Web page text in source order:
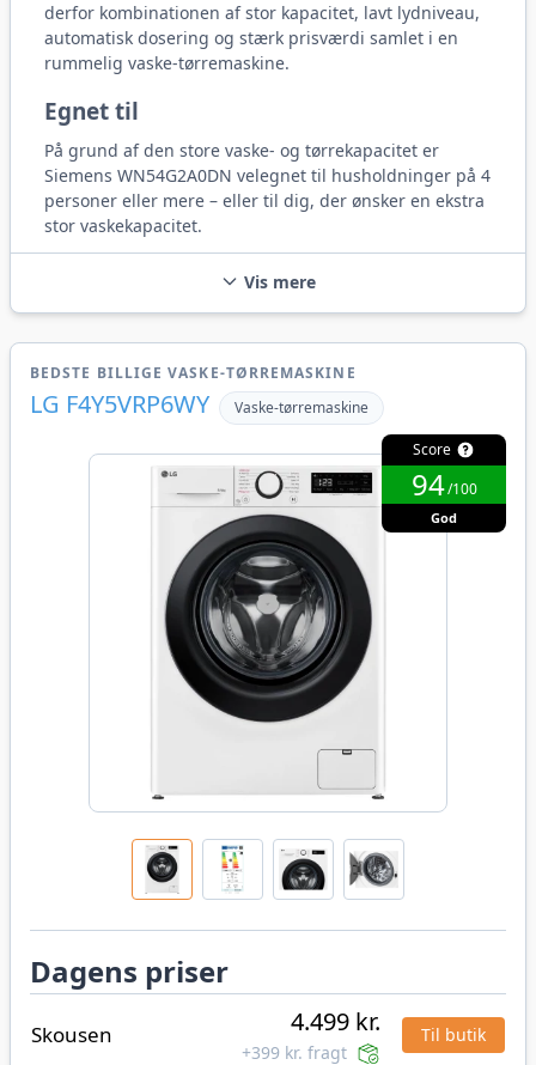
derfor kombinationen af stor kapacitet, lavt lydniveau,
automatisk dosering og stærk prisværdi samlet i en
rummelig vaske-tørremaskine.
Egnet til
På grund af den store vaske- og tørrekapacitet er
Siemens WN54G2A0DN velegnet til husholdninger på 4
personer eller mere – eller til dig, der ønsker en ekstra
stor vaskekapacitet.
Vis mere
BEDSTE BILLIGE VASKE-TØRREMASKINE
LG F4Y5VRP6WY Vaske-tørremaskine
Score
94/100
God
Dagens priser
Skousen 4.499 kr.
+399 kr. fragt
Til butik